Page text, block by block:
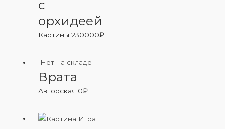
с
орхидеей
Картины230000₽
Нет на складе
Врата
Авторская 0₽